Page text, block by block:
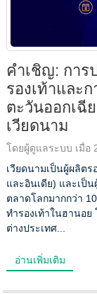
คำเชิญ: การ
รองเท้าและ
ตะวันออกเฉี
เวียดนาม
โดยผู้ดูแลระบบ เมื่อ
เวียดนามเป็นผู้ผลิต
และอินเดีย) และเป็
ตลาดโลกมากกว่า
ทำรองเท้าในฮานอ
ต่างประเทศ...
อ่านเพิ่มเติม